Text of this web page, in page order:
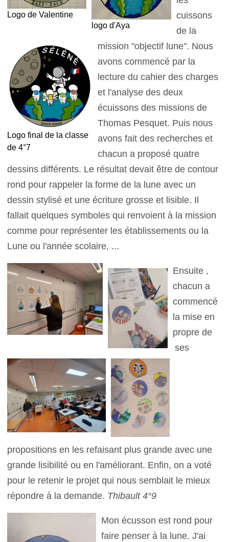
Logo de Valentine
logo d'Aya
Logo final de la classe
de 4°7
cuissons
de la
mission "objectif lune". Nous
avons commencé par la
lecture du cahier des charges
et l'analyse des deux
écuissons des missions de
Thomas Pesquet. Puis nous
avons fait des recherches et
chacun a proposé quatre
dessins différents. Le résultat devait être de contour
rond pour rappeler la forme de la lune avec un
dessin stylisé et une écriture grosse et lisible. Il
fallait quelques symboles qui renvoient à la mission
comme pour représenter les établissements ou la
Lune ou l'année scolaire, ...
Ensuite ,
chacun a
commencé
la mise en
propre de
ses
propositions en les refaisant plus grande avec une
grande lisibilité ou en l'améliorant. Enfin, on a voté
pour le retenir le projet qui nous semblait le mieux
répondre à la demande. Thibault 4°9
Mon écusson est rond pour
faire penser à la lune. J'ai